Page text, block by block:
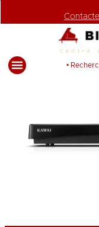
Centre
•